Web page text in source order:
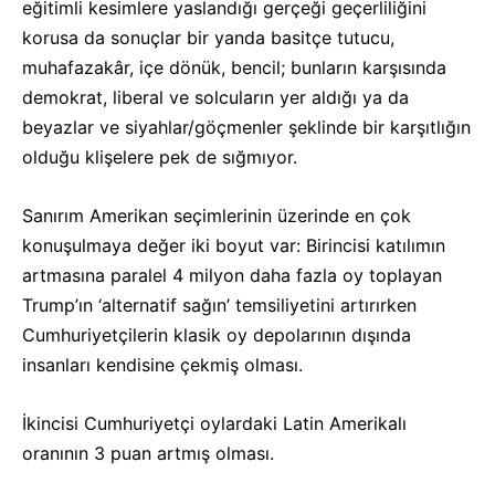
eğitimli kesimlere yaslandığı gerçeği geçerliliğini
korusa da sonuçlar bir yanda basitçe tutucu,
muhafazakâr, içe dönük, bencil; bunların karşısında
demokrat, liberal ve solcuların yer aldığı ya da
beyazlar ve siyahlar/göçmenler şeklinde bir karşıtlığın
olduğu klişelere pek de sığmıyor.
Sanırım Amerikan seçimlerinin üzerinde en çok
konuşulmaya değer iki boyut var: Birincisi katılımın
artmasına paralel 4 milyon daha fazla oy toplayan
Trump’ın ‘alternatif sağın’ temsiliyetini artırırken
Cumhuriyetçilerin klasik oy depolarının dışında
insanları kendisine çekmiş olması.
İkincisi Cumhuriyetçi oylardaki Latin Amerikalı
oranının 3 puan artmış olması.